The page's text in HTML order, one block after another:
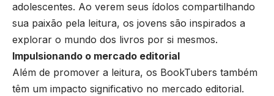
adolescentes. Ao verem seus ídolos compartilhando
sua paixão pela leitura, os jovens são inspirados a
explorar o mundo dos livros por si mesmos.
Impulsionando o mercado editorial
Além de promover a leitura, os BookTubers também
têm um impacto significativo no mercado editorial.